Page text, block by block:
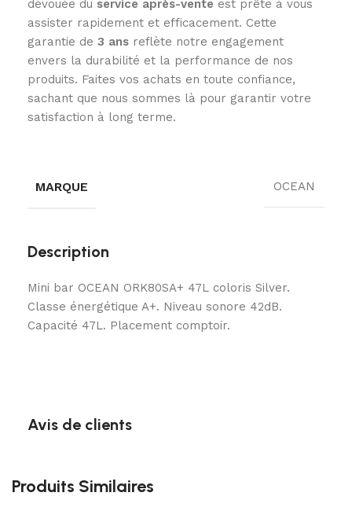
dévouée du service après-vente est prête à vous
assister rapidement et efficacement. Cette
garantie de 3 ans reflète notre engagement
envers la durabilité et la performance de nos
produits. Faites vos achats en toute confiance,
sachant que nous sommes là pour garantir votre
satisfaction à long terme.
MARQUE OCEAN
Description
Mini bar OCEAN ORK80SA+ 47L coloris Silver.
Classe énergétique A+. Niveau sonore 42dB.
Capacité 47L. Placement comptoir.
Avis de clients
Produits Similaires